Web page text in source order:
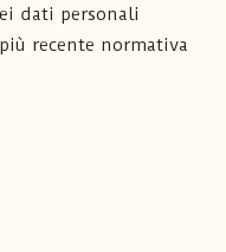
dati personali
recente normativa